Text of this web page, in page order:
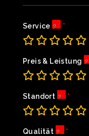
Service
Preis & Leistung
Standort
Qualität